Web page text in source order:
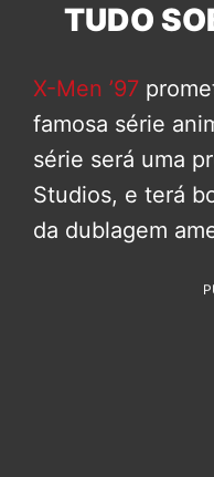
TUDO
X-Men ’97
famosa série
série será uma
Studios, e terá
da dublagem